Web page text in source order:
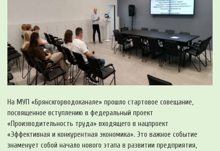
На МУП «Брянскгорводоканале» прошло стартовое совещание,
посвященное вступлению в федеральный проект
«Производительность труда» входящего в нацпроект
«Эффективная и конкурентная экономика». Это важное событие
знаменует собой начало нового этапа в развитии предприятия,